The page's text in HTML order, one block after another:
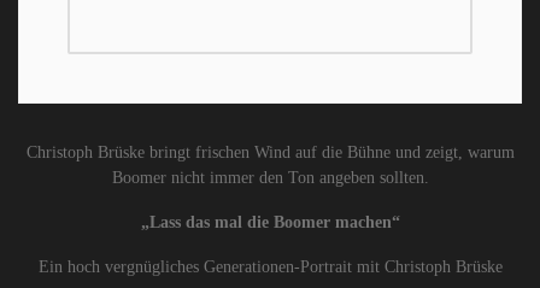
Christoph Brüske bringt frischen Wind auf die Bühne und zeigt, warum
Boomer nicht immer den Ton angeben sollten.
„Lass das mal die Boomer machen“
Ein hoch vergnügliches Generationen-Portrait mit Christoph Brüske